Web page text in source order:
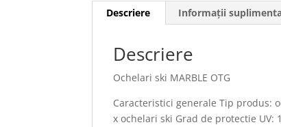
Descriere Informații
Descriere
Ochelari ski MARBLE OTG
Caracteristici generale Tip produs:
x ochelari ski Grad de protectie